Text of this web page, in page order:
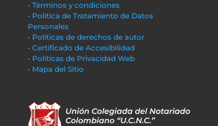
• Términos y condiciones
• Política de Tratamiento de Datos
Personales
• Políticas de derechos de autor
• Certificado de Accesibilidad
• Políticas de Privacidad Web
• Mapa del Sitio